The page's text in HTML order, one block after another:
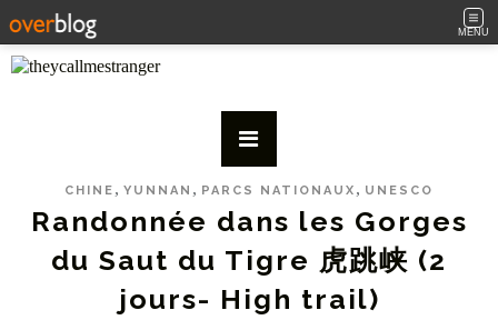
MENU
CHINE , YUNNAN , PARCS NATIONAUX , UNESCO
Randonnée dans les Gorges
du Saut du Tigre 虎跳峡 (2
jours- High trail)